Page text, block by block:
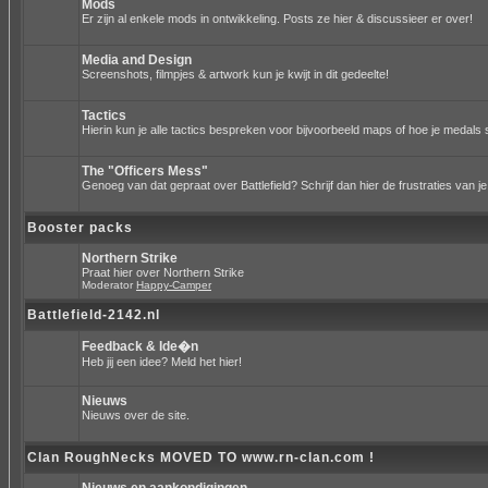
Mods
Er zijn al enkele mods in ontwikkeling. Posts ze hier & discussieer er over!
Media and Design
Screenshots, filmpjes & artwork kun je kwijt in dit gedeelte!
Tactics
Hierin kun je alle tactics bespreken voor bijvoorbeeld maps of hoe je medals
The "Officers Mess"
Genoeg van dat gepraat over Battlefield? Schrijf dan hier de frustraties van je
Booster packs
Northern Strike
Praat hier over Northern Strike
Moderator Happy-Camper
Battlefield-2142.nl
Feedback & Ide�n
Heb jij een idee? Meld het hier!
Nieuws
Nieuws over de site.
Clan RoughNecks MOVED TO www.rn-clan.com !